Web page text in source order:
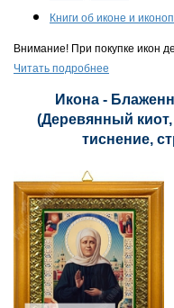
Книги об иконе и
Внимание! При покупке икон
Читать подробнее
Икона -
(Деревянный
тиснение,